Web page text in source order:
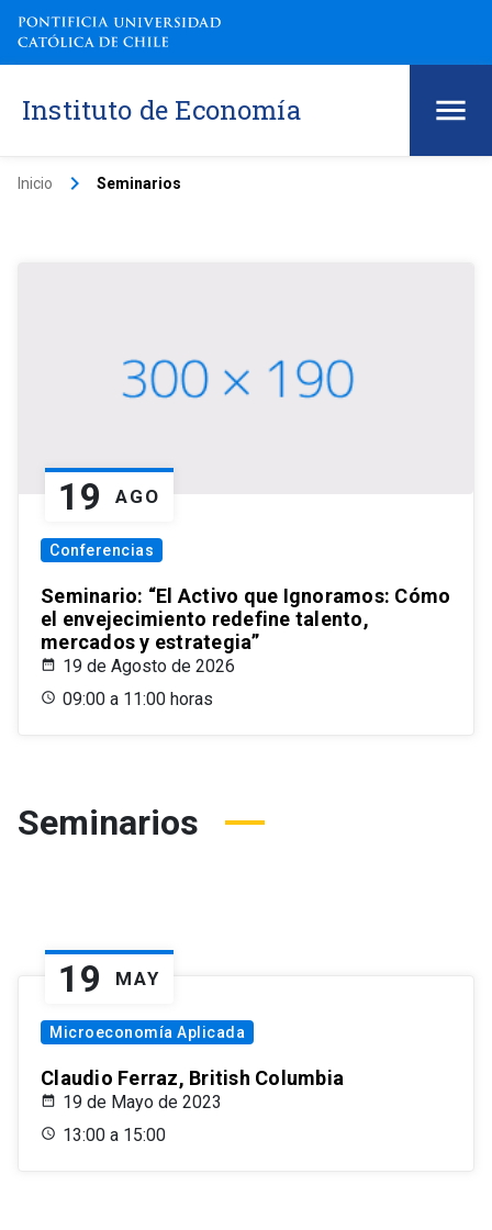
Instituto de Economía
Inicio keyboard_arrow_right Seminarios
19 AGO
Conferencias
Seminario: “El Activo que Ignoramos: Cómo
el envejecimiento redefine talento,
mercados y estrategia”
19 de Agosto de 2026
09:00 a 11:00 horas
Seminarios
19 MAY
Microeconomía Aplicada
Claudio Ferraz, British Columbia
19 de Mayo de 2023
13:00 a 15:00